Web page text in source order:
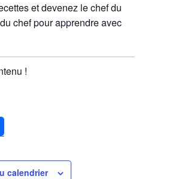
et devenez le chef du
chef pour apprendre avec
!
calendrier